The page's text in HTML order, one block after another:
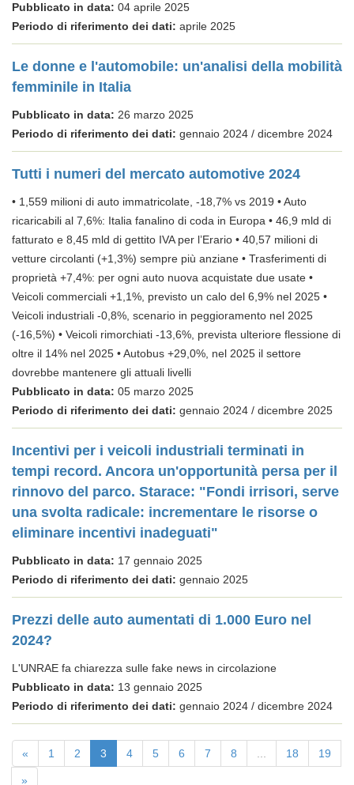
Pubblicato in data: 04 aprile 2025
Periodo di riferimento dei dati: aprile 2025
Le donne e l'automobile: un'analisi della mobilità
femminile in Italia
Pubblicato in data: 26 marzo 2025
Periodo di riferimento dei dati: gennaio 2024 / dicembre 2024
Tutti i numeri del mercato automotive 2024
• 1,559 milioni di auto immatricolate, -18,7% vs 2019 • Auto
ricaricabili al 7,6%: Italia fanalino di coda in Europa • 46,9 mld di
fatturato e 8,45 mld di gettito IVA per l’Erario • 40,57 milioni di
vetture circolanti (+1,3%) sempre più anziane • Trasferimenti di
proprietà +7,4%: per ogni auto nuova acquistate due usate •
Veicoli commerciali +1,1%, previsto un calo del 6,9% nel 2025 •
Veicoli industriali -0,8%, scenario in peggioramento nel 2025
(-16,5%) • Veicoli rimorchiati -13,6%, prevista ulteriore flessione di
oltre il 14% nel 2025 • Autobus +29,0%, nel 2025 il settore
dovrebbe mantenere gli attuali livelli
Pubblicato in data: 05 marzo 2025
Periodo di riferimento dei dati: gennaio 2024 / dicembre 2025
Incentivi per i veicoli industriali terminati in
tempi record. Ancora un'opportunità persa per il
rinnovo del parco. Starace: "Fondi irrisori, serve
una svolta radicale: incrementare le risorse o
eliminare incentivi inadeguati"
Pubblicato in data: 17 gennaio 2025
Periodo di riferimento dei dati: gennaio 2025
Prezzi delle auto aumentati di 1.000 Euro nel
2024?
L'UNRAE fa chiarezza sulle fake news in circolazione
Pubblicato in data: 13 gennaio 2025
Periodo di riferimento dei dati: gennaio 2024 / dicembre 2024
« 1 2 3 4 5 6 7 8 18 19
»